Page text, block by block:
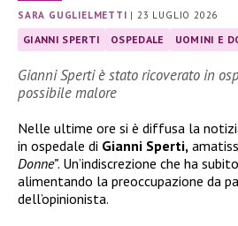
SARA GUGLIELMETTI |23 LUGLIO 2026
GIANNI SPERTI OSPEDALE UOMINI E
Gianni Sperti è stato ricoverato in
possibile malore
Nelle ultime ore si è diffusa la
in ospedale di Gianni Sperti,
Donne”. Un’indiscrezione che ha
alimentando la preoccupazione da
dell’opinionista.